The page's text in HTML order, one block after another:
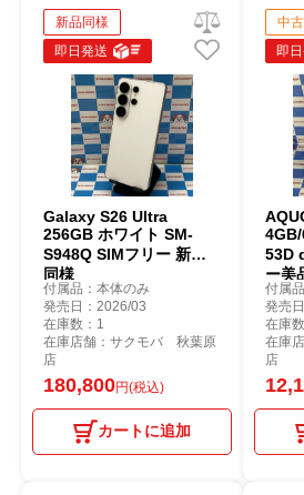
新品同様
即日発送
Galaxy S26 Ultra
256GB ホワイト SM-
S948Q SIMフリー 新品
同様
付属品：本体のみ
発売日：2026/03
在庫数：1
在庫店舗：サクモバ 秋葉原
店
180,800円(税込)
カートに追加
中
即
53D
ー美
付属
発売
在庫
在庫
店